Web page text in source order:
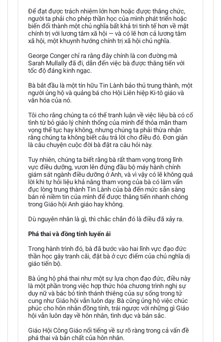
Để đạt được trách nhiệm lớn hơn hoặc được thăng chức,
người ta phải cho phép thần học của mình phát triển hoặc
biến đổi thành một chủ nghĩa bất khả tri tinh tế hơn về mặt
chính trị với lương tâm xã hội — và có lẽ hơn cả lương tâm
xã hội, một khuynh hướng chính trị xã hội chủ nghĩa.
George Conger chỉ ra rằng đây chính là con đường mà
Sarah Mullally đã đi, dẫn đến việc bà được thăng tiến với
tốc độ đáng kinh ngạc.
Bà bắt đầu là một tín hữu Tin Lành bảo thủ trung thành, một
người ủng hộ và quảng bá cho Hội Liên hiệp Ki-tô giáo và
văn hóa của nó.
Tôi cho rằng chúng ta có thể tranh luận về việc liệu bà có cố
tình từ bỏ giáo lý chính thống của mình để thỏa mãn tham
vọng thế tục hay không, nhưng chúng ta phải thừa nhận
rằng chúng ta không biết câu trả lời cho điều đó. Đơn giản
là câu chuyện cuộc đời bà đặt ra câu hỏi này.
Tuy nhiên, chúng ta biết rằng bà rất tham vọng trong lĩnh
vực điều dưỡng, vươn lên đứng đầu bộ máy hành chính
giám sát ngành điều dưỡng ở Anh, và vì vậy có lẽ không quá
lời khi tự hỏi liệu khả năng tham vọng của bà có làm vẩn
đục lòng trung thành Tin Lành của bà đến mức sẵn sàng
bán rẻ niềm tin của mình để được thăng tiến nhanh chóng
trong Giáo hội Anh giáo hay không.
Dù nguyên nhân là gì, thì chắc chắn đó là điều đã xảy ra.
Phá thai và đồng tính luyến ái
Trong hành trình đó, bà đã bước vào hai lĩnh vực đạo đức
thần học gây tranh cãi, đặt bà ở cực điểm của chủ nghĩa dị
giáo tiến bộ.
Bà ủng hộ phá thai như một sự lựa chọn đạo đức, điều này
là một phần trong việc hợp thức hóa chương trình nghị sự
duy nữ và bác bỏ tính thánh thiêng của sự sống trong tử
cung như Giáo hội vẫn luôn dạy. Bà cũng ủng hộ việc chúc
phúc cho hôn nhân đồng tính, trái ngược với những gì Giáo
hội vẫn luôn dạy về hôn nhân, tình dục và bản sắc.
Giáo Hội Công Giáo nổi tiếng về sự rõ ràng trong cả vấn đề
phá thai và bản chất của hôn nhân.